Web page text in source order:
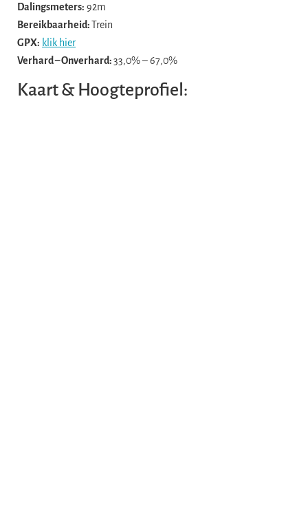
Dalingsmeters: 92m
Bereikbaarheid:Trein
GPX: klik hier
Verhard – Onverhard:33,0% – 67,0%
Kaart & Hoogteprofiel: